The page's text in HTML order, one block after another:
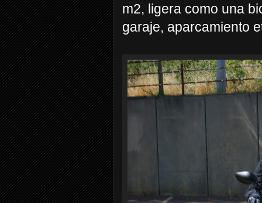
m2, ligera como una
garaje, aparcamiento